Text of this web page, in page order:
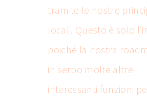
tramite le nostre
locali. Questo è solo
poiché la nostra
in serbo molte altre
interessanti funzioni